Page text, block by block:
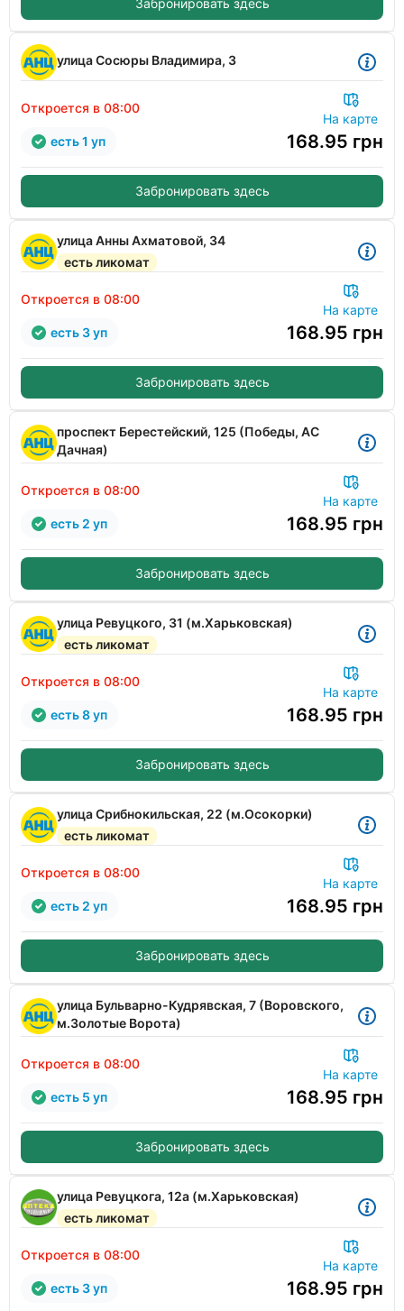
Забронировать здесь
улица Сосюры Владимира, 3
Откроется в 08:00
На карте
168.95 грн
есть 1 уп
Забронировать здесь
улица Анны Ахматовой, 34
есть ликомат
Откроется в 08:00
На карте
168.95 грн
есть 3 уп
Забронировать здесь
проспект Берестейский, 125 (Победы, АС
Дачная)
Откроется в 08:00
На карте
168.95 грн
есть 2 уп
Забронировать здесь
улица Ревуцкого, 31 (м.Харьковская)
есть ликомат
Откроется в 08:00
На карте
168.95 грн
есть 8 уп
Забронировать здесь
улица Срибнокильская, 22 (м.Осокорки)
есть ликомат
Откроется в 08:00
На карте
168.95 грн
есть 2 уп
Забронировать здесь
улица Бульварно-Кудрявская, 7 (Воровского,
м.Золотые Ворота)
Откроется в 08:00
На карте
168.95 грн
есть 5 уп
Забронировать здесь
улица Ревуцкога, 12а (м.Харьковская)
есть ликомат
Откроется в 08:00
На карте
168.95 грн
есть 3 уп